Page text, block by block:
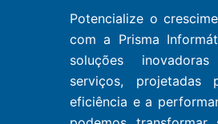
Potencialize o
com a Prisma
soluções
serviços, projetadas
eficiência e a